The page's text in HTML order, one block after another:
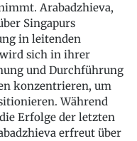
Arabadzhieva,
Singapurs
in leitenden
sich in ihrer
und Durchführung
konzentrieren, um
Während
Erfolge der letzten
erfreut über